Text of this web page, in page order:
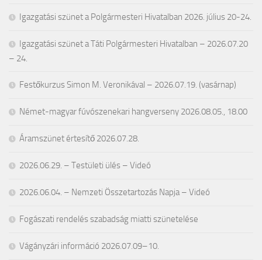
Igazgatási szünet a Polgármesteri Hivatalban 2026. július 20-24.
Igazgatási szünet a Táti Polgármesteri Hivatalban – 2026.07.20
– 24.
Festőkurzus Simon M. Veronikával – 2026.07.19. (vasárnap)
Német-magyar fúvószenekari hangverseny 2026.08.05., 18.00
Áramszünet értesítő 2026.07.28.
2026.06.29. – Testületi ülés – Videó
2026.06.04. – Nemzeti Összetartozás Napja – Videó
Fogászati rendelés szabadság miatti szünetelése
Vágányzári információ 2026.07.09–10.